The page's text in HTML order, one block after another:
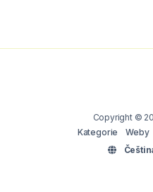
Copyright ©
Kategorie
Weby